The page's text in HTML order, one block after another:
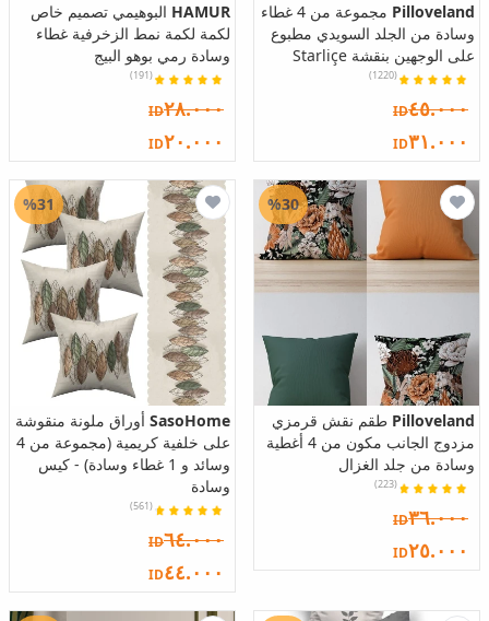
Pilloveland
مجموعة من 4 غطاء
وسادة من الجلد السويدي مطبوع
على الوجهين بنقشة Starliçe
(1220)
ID٤٥.٠٠٠
ID٣١.٠٠٠
HAMUR البوهيمي تصميم خاص
لكمة لكمة نمط الزخرفية غطاء
وسادة رمي بوهو البيج
(191)
ID٢٨.٠٠٠
ID٢٠.٠٠٠
Pilloveland طقم نقش قرمزي
مزدوج الجانب مكون من 4 أغطية
وسادة من جلد الغزال
(223)
ID٣٦.٠٠٠
ID٢٥.٠٠٠
%30
SasoHome أوراق ملونة منقوشة
على خلفية كريمية (مجموعة من 4
وسائد و 1 غطاء وسادة) - كيس
وسادة
(561)
ID٦٤.٠٠٠
ID٤٤.٠٠٠
%31